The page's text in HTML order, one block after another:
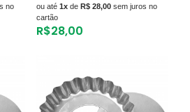
no
ou até 1xde R$ 28,00sem juros no
cartão
R$28,00